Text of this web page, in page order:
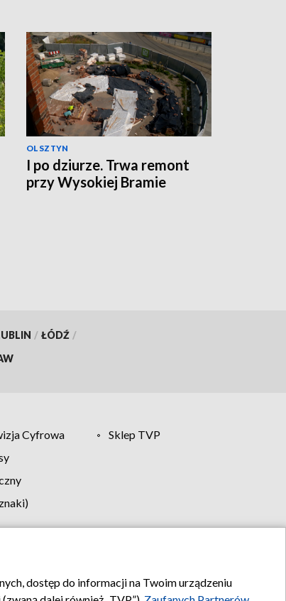
OLSZTYN
I po dziurze. Trwa remont
przy Wysokiej Bramie
/ ŁÓDŹ /
Cyfrowa
Sklep TVP
Kontakt
dostęp do informacji na Twoim urządzeniu